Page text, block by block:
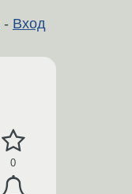
- Вход
0